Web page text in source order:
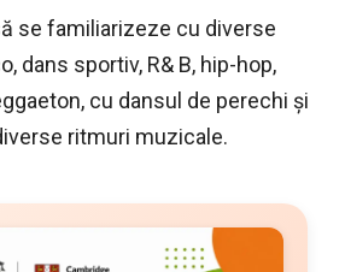
se familiarizeze cu diverse
dans sportiv, R& B, hip-hop,
cu dansul de perechi și
ritmuri muzicale.